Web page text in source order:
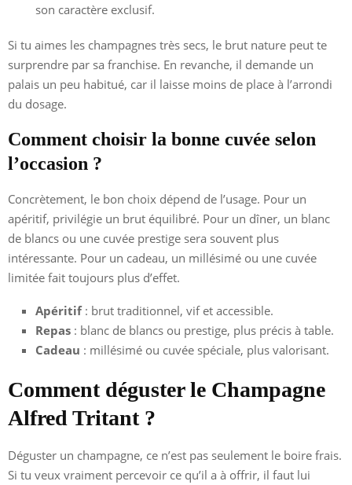
son caractère exclusif.
Si tu aimes les champagnes très secs, le brut nature peut te
surprendre par sa franchise. En revanche, il demande un
palais un peu habitué, car il laisse moins de place à l’arrondi
du dosage.
Comment choisir la bonne cuvée selon
l’occasion ?
Concrètement, le bon choix dépend de l’usage. Pour un
apéritif, privilégie un brut équilibré. Pour un dîner, un blanc
de blancs ou une cuvée prestige sera souvent plus
intéressante. Pour un cadeau, un millésimé ou une cuvée
limitée fait toujours plus d’effet.
Apéritif: brut traditionnel, vif et accessible.
Repas : blanc de blancs ou prestige, plus précis à table.
Cadeau : millésimé ou cuvée spéciale, plus valorisant.
Comment déguster le Champagne
Alfred Tritant ?
Déguster un champagne, ce n’est pas seulement le boire frais.
Si tu veux vraiment percevoir ce qu’il a à offrir, il faut lui